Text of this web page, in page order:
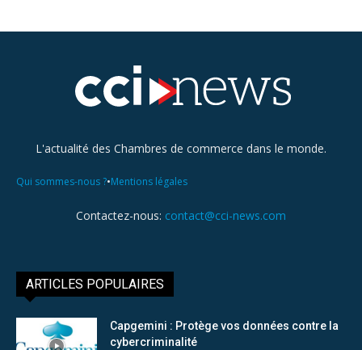
L'actualité des Chambres de commerce dans le monde.
Qui sommes-nous ?•Mentions légales
Contactez-nous: contact@cci-news.com
ARTICLES POPULAIRES
Capgemini : Protège vos données contre la
cybercriminalité